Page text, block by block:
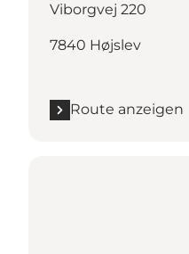
Viborgvej 220
7840 Højslev
Route anzeigen